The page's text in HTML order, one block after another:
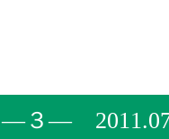
―３―